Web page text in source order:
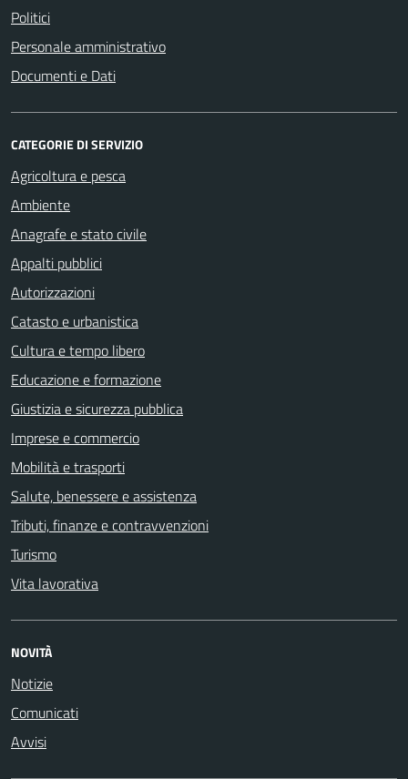
Politici
Personale amministrativo
Documenti e Dati
CATEGORIE DI SERVIZIO
Agricoltura e pesca
Ambiente
Anagrafe e stato civile
Appalti pubblici
Autorizzazioni
Catasto e urbanistica
Cultura e tempo libero
Educazione e formazione
Giustizia e sicurezza pubblica
Imprese e commercio
Mobilità e trasporti
Salute, benessere e assistenza
Tributi, finanze e contravvenzioni
Turismo
Vita lavorativa
NOVITÀ
Notizie
Comunicati
Avvisi